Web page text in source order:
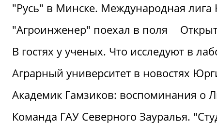
"Русь" в Минске. Международная
"Агроинженер" поехал в поля
В гостях у ученых. Что исследуют в
Аграрный университет в новостях
Академик Гамзиков: воспоминания о
Команда ГАУ Северного Зауралья.